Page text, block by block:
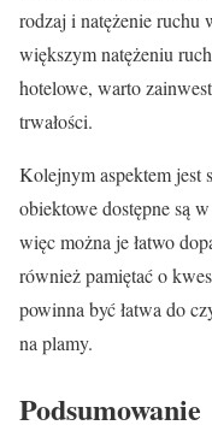
rodzaj i natężenie ruchu
większym natężeniu
hotelowe, warto
trwałości.
Kolejnym aspektem jest
obiektowe dostępne są
więc można je łatwo
również pamiętać o
powinna być łatwa do
na plamy.
Podsumowanie